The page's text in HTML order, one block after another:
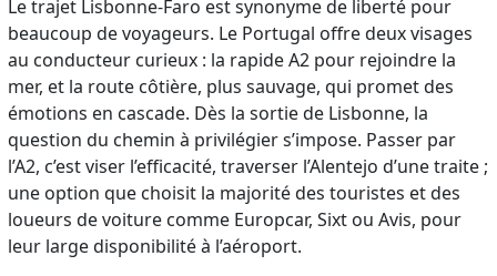
Le trajet Lisbonne-Faro est synonyme de liberté pour
beaucoup de voyageurs. Le Portugal offre deux visages
au conducteur curieux : la rapide A2 pour rejoindre la
mer, et la route côtière, plus sauvage, qui promet des
émotions en cascade. Dès la sortie de Lisbonne, la
question du chemin à privilégier s’impose. Passer par
l’A2, c’est viser l’efficacité, traverser l’Alentejo d’une traite ;
une option que choisit la majorité des touristes et des
loueurs de voiture comme Europcar, Sixt ou Avis, pour
leur large disponibilité à l’aéroport.